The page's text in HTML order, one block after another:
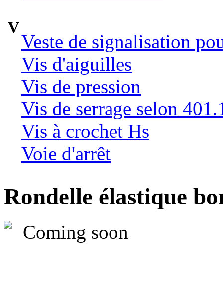
V
Veste de signalisation
Vis d'aiguilles
Vis de pression
Vis de serrage selon
Vis à crochet Hs
Voie d'arrêt
Rondelle élastique